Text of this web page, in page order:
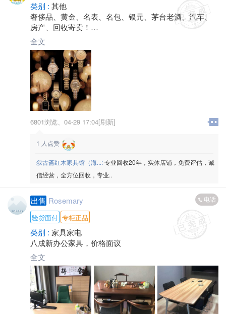
类别 : 其他
奢侈品、黄金、名表、名包、银元、茅台老酒、汽车、
房产、回收寄卖！
金坛诚信，20年老店，值得信赖！
地址：沿河西路102一106号
*****1998微信同号
全文
6801浏览、 04-29 17:04[刷新]
1 人点赞
叙古斋红木家具馆（海...:专业回收20年，实体店铺，免费评估，诚
信经营，全方位回收，专业..
出售 Rosemary 电话
验货面付 专柜正品
类别 : 家具家电
八成新办公家具，价格面议
全文